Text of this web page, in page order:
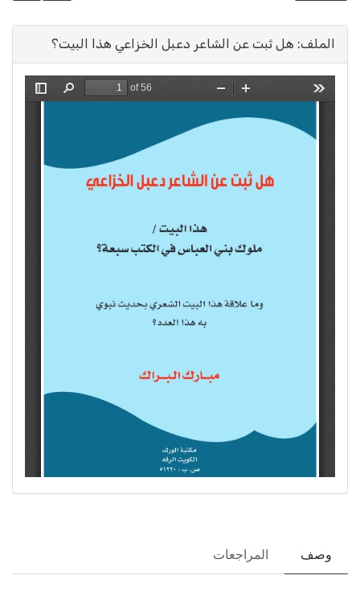
الملف: هل ثبت عن الشاعر دعبل الخزاعي هذا البيت؟
وصف المراجعات